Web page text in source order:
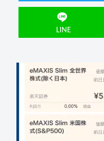
LINE